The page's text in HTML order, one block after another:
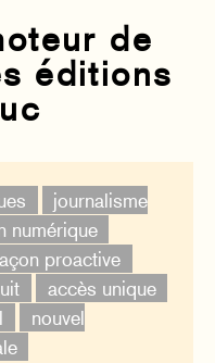
de
éditions
journalisme
numérique
proactive
accès unique
nouvel